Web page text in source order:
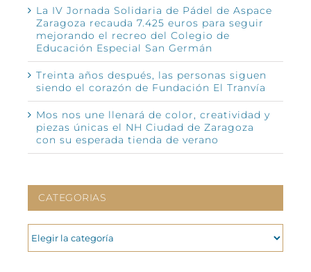
La IV Jornada Solidaria de Pádel de Aspace
Zaragoza recauda 7.425 euros para seguir
mejorando el recreo del Colegio de
Educación Especial San Germán
Treinta años después, las personas siguen
siendo el corazón de Fundación El Tranvía
Mos nos une llenará de color, creatividad y
piezas únicas el NH Ciudad de Zaragoza
con su esperada tienda de verano
CATEGORIAS
CATEGORIAS